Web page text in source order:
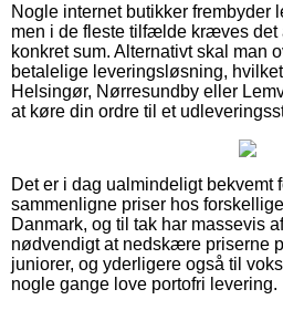
Nogle internet butikker frembyder
men i de fleste tilfælde kræves det
konkret sum. Alternativt skal man
betalelige leveringsløsning,
Helsingør, Nørresundby eller
at køre din ordre til et
Det er i dag ualmindeligt bekvemt
sammenligne priser hos
Danmark, og til tak har massevis
nødvendigt at nedskære priserne
juniorer, og yderligere også til
nogle gange love portofri levering.